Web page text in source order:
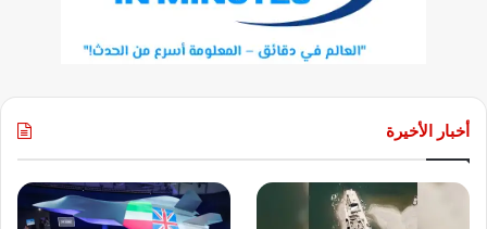
أخبار الأخيرة